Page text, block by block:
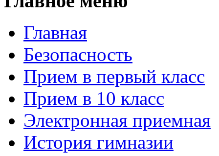
Главная
Безопасность
Прием в первый класс
Прием в 10 класс
Электронная приемная
История гимназии